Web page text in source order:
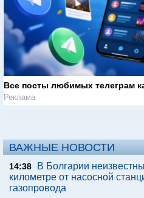
Все посты любимых телеграм
Реклама
ВАЖНЫЕ НОВОСТИ
14:38
В Болгарии
километре от насосной
газопровода